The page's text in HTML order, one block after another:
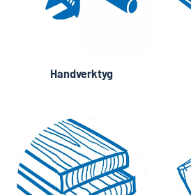
Handverktyg